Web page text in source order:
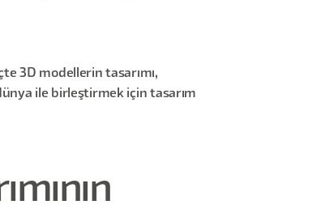
3D modellerin tasarımı,
ile birleştirmek için tasarım